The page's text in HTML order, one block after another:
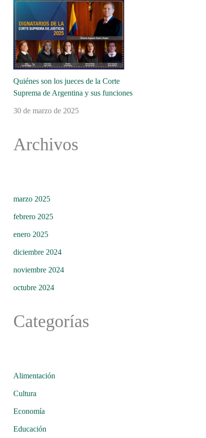
Quiénes son los jueces de la Corte
Suprema de Argentina y sus funciones
30 de marzo de 2025
Archivos
marzo 2025
febrero 2025
enero 2025
diciembre 2024
noviembre 2024
octubre 2024
Categorías
Alimentación
Cultura
Economía
Educación